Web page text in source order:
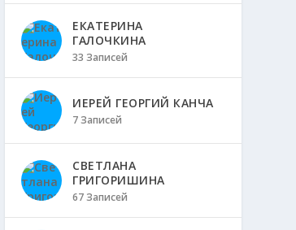
ЕКАТЕРИНА
ГАЛОЧКИНА
33 Записей
ИЕРЕЙ ГЕОРГИЙ КАНЧА
7 Записей
СВЕТЛАНА
ГРИГОРИШИНА
67 Записей